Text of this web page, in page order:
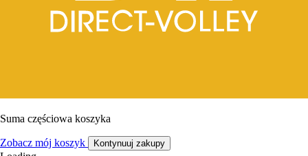
Suma częściowa koszyka
Zobacz mój koszyk Kontynuuj zakupy